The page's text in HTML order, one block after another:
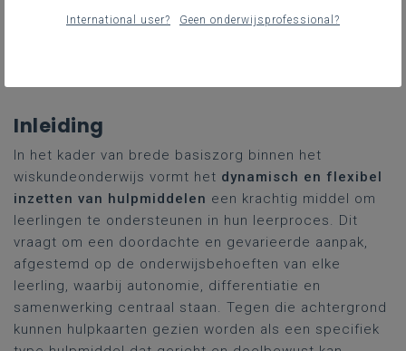
Inleiding
In het kader van brede basiszorg binnen het
wiskundeonderwijs vormt het dynamisch en flexibel
inzetten van hulpmiddelen een krachtig middel om
leerlingen te ondersteunen in hun leerproces. Dit
vraagt om een doordachte en gevarieerde aanpak,
afgestemd op de onderwijsbehoeften van elke
leerling, waarbij autonomie, differentiatie en
samenwerking centraal staan. Tegen die achtergrond
kunnen hulpkaarten gezien worden als een specifiek
International user? Geen onderwijsprofessional?